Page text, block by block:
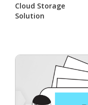
Cloud Storage
Solution